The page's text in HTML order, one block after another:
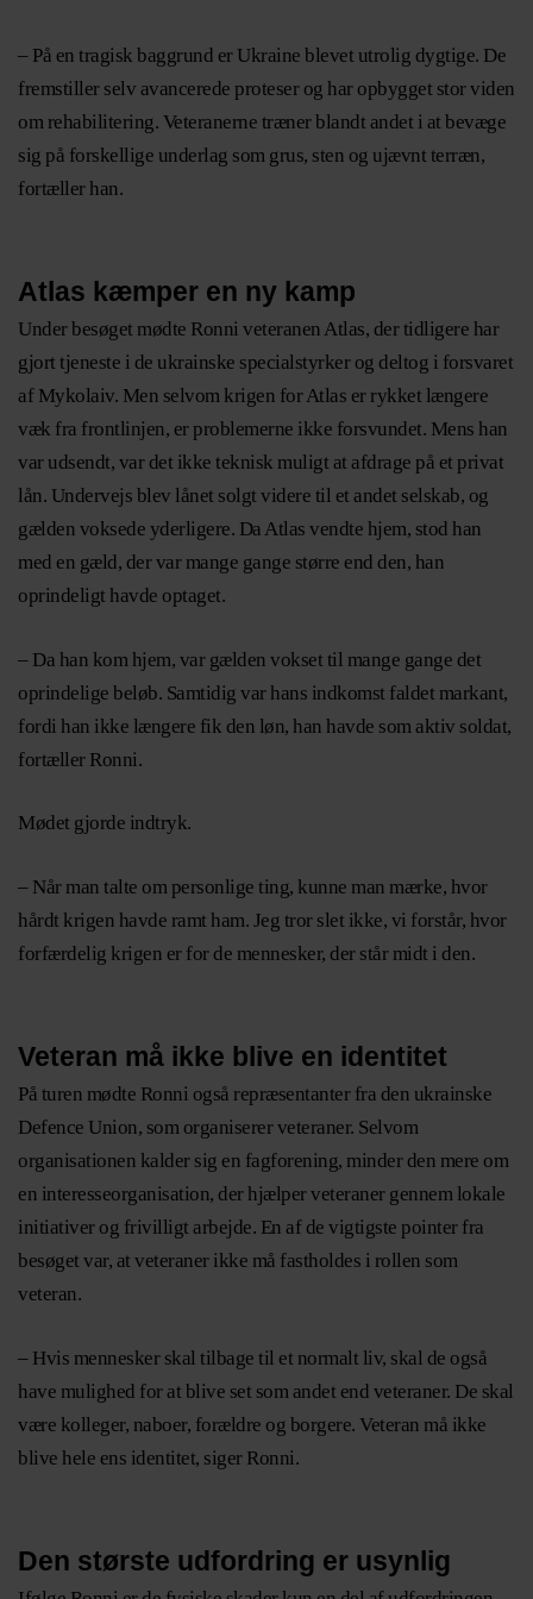
– På en tragisk baggrund er Ukraine blevet utrolig dygtige. De
fremstiller selv avancerede proteser og har opbygget stor viden
om rehabilitering. Veteranerne træner blandt andet i at bevæge
sig på forskellige underlag som grus, sten og ujævnt terræn,
fortæller han.
Atlas kæmper en ny kamp
Under besøget mødte Ronni veteranen Atlas, der tidligere har
gjort tjeneste i de ukrainske specialstyrker og deltog i forsvaret
af Mykolaiv. Men selvom krigen for Atlas er rykket længere
væk fra frontlinjen, er problemerne ikke forsvundet. Mens han
var udsendt, var det ikke teknisk muligt at afdrage på et privat
lån. Undervejs blev lånet solgt videre til et andet selskab, og
gælden voksede yderligere. Da Atlas vendte hjem, stod han
med en gæld, der var mange gange større end den, han
oprindeligt havde optaget.
– Da han kom hjem, var gælden vokset til mange gange det
oprindelige beløb. Samtidig var hans indkomst faldet markant,
fordi han ikke længere fik den løn, han havde som aktiv soldat,
fortæller Ronni.
Mødet gjorde indtryk.
– Når man talte om personlige ting, kunne man mærke, hvor
hårdt krigen havde ramt ham. Jeg tror slet ikke, vi forstår, hvor
forfærdelig krigen er for de mennesker, der står midt i den.
Veteran må ikke blive en identitet
På turen mødte Ronni også repræsentanter fra den ukrainske
Defence Union, som organiserer veteraner. Selvom
organisationen kalder sig en fagforening, minder den mere om
en interesseorganisation, der hjælper veteraner gennem lokale
initiativer og frivilligt arbejde. En af de vigtigste pointer fra
besøget var, at veteraner ikke må fastholdes i rollen som
veteran.
– Hvis mennesker skal tilbage til et normalt liv, skal de også
have mulighed for at blive set som andet end veteraner. De skal
være kolleger, naboer, forældre og borgere. Veteran må ikke
blive hele ens identitet, siger Ronni.
Den største udfordring er usynlig